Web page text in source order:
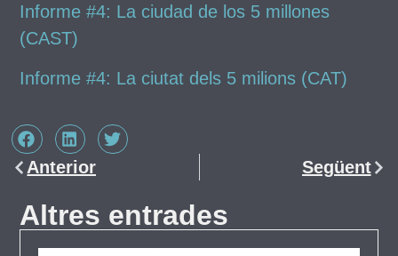
Informe #4: La ciudad de los 5 millones
(CAST)
Informe #4: La ciutat dels 5 milions (CAT)
Anterior Següent
Altres entrades